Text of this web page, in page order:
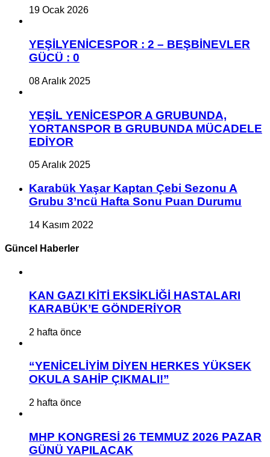
19 Ocak 2026
YEŞİLYENİCESPOR : 2 – BEŞBİNEVLER
GÜCÜ : 0
08 Aralık 2025
YEŞİL YENİCESPOR A GRUBUNDA,
YORTANSPOR B GRUBUNDA MÜCADELE
EDİYOR
05 Aralık 2025
Karabük Yaşar Kaptan Çebi Sezonu A
Grubu 3’ncü Hafta Sonu Puan Durumu
14 Kasım 2022
Güncel Haberler
KAN GAZI KİTİ EKSİKLİĞİ HASTALARI
KARABÜK’E GÖNDERİYOR
2 hafta önce
“YENİCELİYİM DİYEN HERKES YÜKSEK
OKULA SAHİP ÇIKMALI!”
2 hafta önce
MHP KONGRESİ 26 TEMMUZ 2026 PAZAR
GÜNÜ YAPILACAK